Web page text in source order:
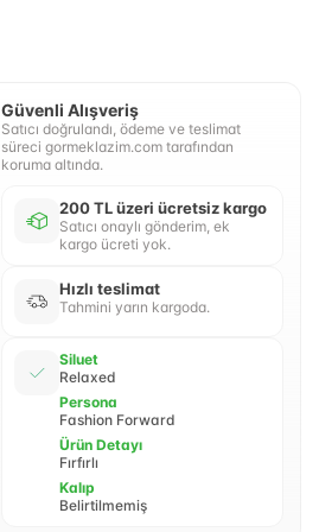
Güvenli Alışveriş
Satıcı doğrulandı, ödeme ve teslimat
süreci gormeklazim.com tarafından
koruma altında.
200 TL üzeri ücretsiz kargo
Satıcı onaylı gönderim, ek
kargo ücreti yok.
Hızlı teslimat
Tahmini yarın kargoda.
Siluet
Relaxed
Persona
Fashion Forward
Ürün Detayı
Fırfırlı
Kalıp
Belirtilmemiş